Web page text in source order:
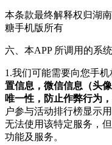
本条款最终解释权归湖
糖手机版所有
六、本APP 所调用的系
1.我们可能需要向您手
置信息，微信信息（头
唯一性，防止作弊行为
户参与活动排行榜显示
无法使用该特定服务，
功能及服务。